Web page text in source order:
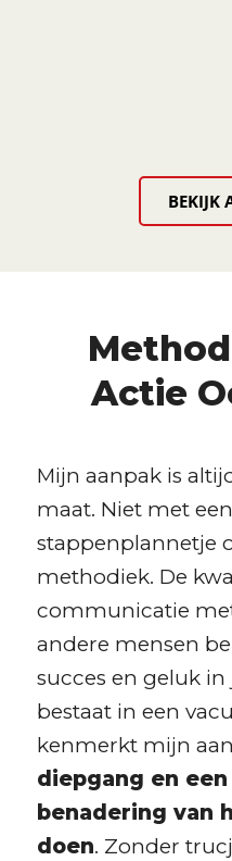
BEKIJK
Actie
Mijn aanpak is
maat. Niet met
stappenplannetje
methodiek. De
communicatie
andere mensen
succes en geluk
bestaat in een
kenmerkt mijn
diepgang en
benadering van
doen. Zonder